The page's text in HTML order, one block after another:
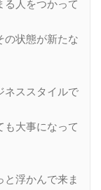
る人をつかって
の状態が新たな
ネススタイルで
も大事になって
と浮かんで来ま